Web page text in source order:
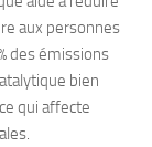
aux personnes
des émissions
bien
qui affecte